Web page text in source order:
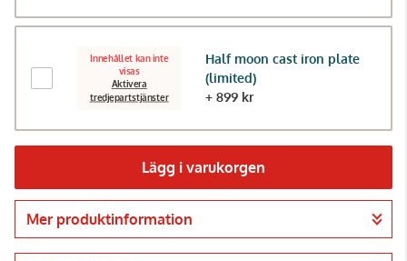
Innehållet kan inte
visas
Aktivera
tredjepartstjänster
Half moon cast iron plate
(limited)
+ 899 kr
Lägg i varukorgen
Gå till kassan
Mer produktinformation